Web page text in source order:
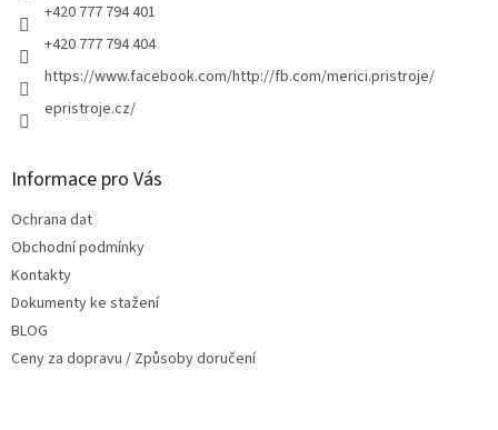
y
v
+420 777 794 401
+420 777 794 404
https://www.facebook.com/http://fb.com/merici.pristroje/
epristroje.cz/
Informace pro Vás
Ochrana dat
Obchodní podmínky
Kontakty
Dokumenty ke stažení
BLOG
Ceny za dopravu / Způsoby doručení